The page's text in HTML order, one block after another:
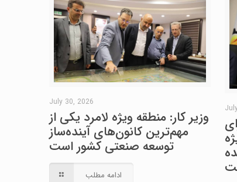
July 30, 2026
وزیر کار: منطقه ویژه لامرد یکی از
مهم‌ترین کانون‌های آینده‌ساز
توسعه صنعتی کشور است
ادامه مطلب